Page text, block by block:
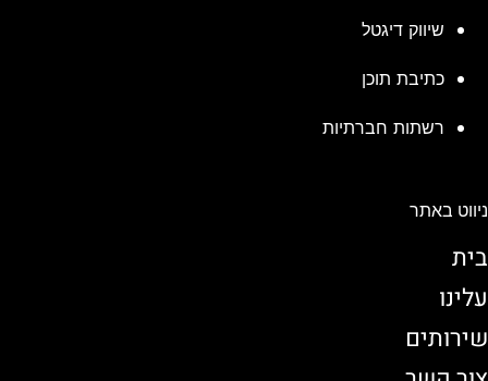
שיווק דיגטל
כתיבת תוכן
רשתות חברתיות
ניווט באתר
בית
עלינו
שירותים